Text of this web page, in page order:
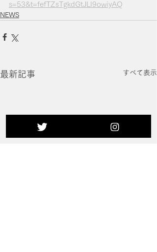
s=53&t=fefTZsTgkdGtJLl9owiyAQ
NEWS
最新記事 すべて表示